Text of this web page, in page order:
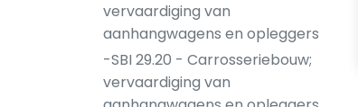
vervaardiging van
aanhangwagens en opleggers
-SBI 29.20 - Carrosseriebouw;
vervaardiging van